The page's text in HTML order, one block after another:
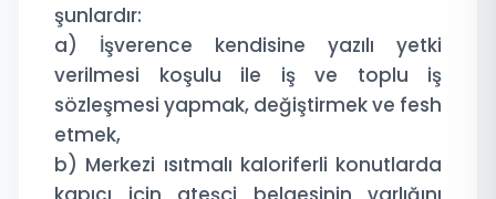
şunlardır:
a) İşverence kendisine yazılı yetki
verilmesi koşulu ile iş ve toplu iş
sözleşmesi yapmak, değiştirmek ve fesh
etmek,
b) Merkezi ısıtmalı kaloriferli konutlarda